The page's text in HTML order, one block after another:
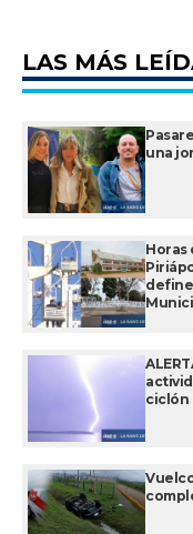
LAS MÁS
una
Horas
ciclón